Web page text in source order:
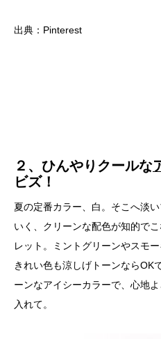
出典：Pinterest
２、ひんやりクールな
ビズ！
夏の定番カラー、白。そこへ淡
いく、クリーンな配色が知的で
レット。ミントグリーンやスモ
きれい色も涼しげトーンならOK
ーンなアイシーカラーで、心地
入れて。